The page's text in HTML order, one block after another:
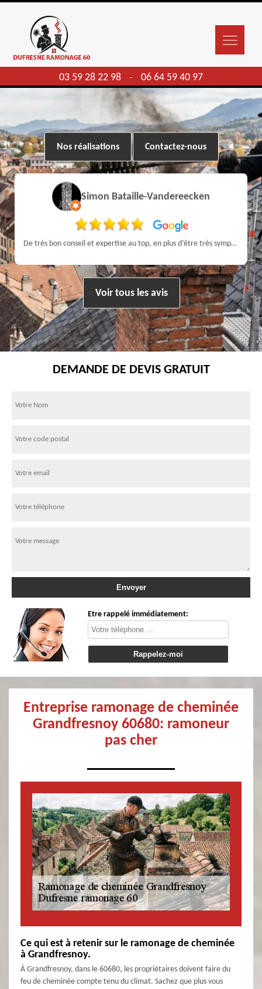
03 59 28 22 98 - 06 64 59 40 97
Nos réalisations Contactez-nous
Simon Bataille-Vandereecken
De très bon conseil et expertise au top, en plus d’être très sympathique, je recommande! Nous avons été bien aidés et renseignés sur quoi faire de notre insert et son entretien futur, merci :)
Voir tous les avis
DEMANDE DE DEVIS GRATUIT
Etre rappelé immédiatement:
Entreprise ramonage de cheminée
Grandfresnoy 60680: ramoneur
pas cher
Ce qui est à retenir sur le ramonage de cheminée
à Grandfresnoy.
À Grandfresnoy, dans le 60680, les propriétaires doivent faire du
feu de cheminée compte tenu du climat. Sachez que plus vous